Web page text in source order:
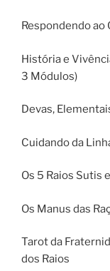
Respondendo ao
História e
3 Módulos)
Devas,
Cuidando da
Os 5 Raios Sutis
Os Manus das
Tarot da
dos Raios